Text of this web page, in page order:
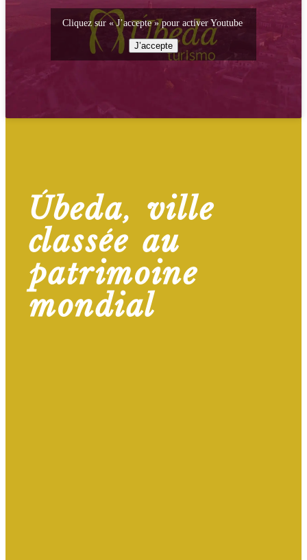
Cliquez sur « J’accepte » pour activer Youtube
J’accepte
Úbeda, ville
classée au
patrimoine
mondial